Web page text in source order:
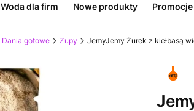
Woda dla firm Nowe produkty Promocje
Dania gotowe Zupy JemyJemy Żurek z kiełbasą